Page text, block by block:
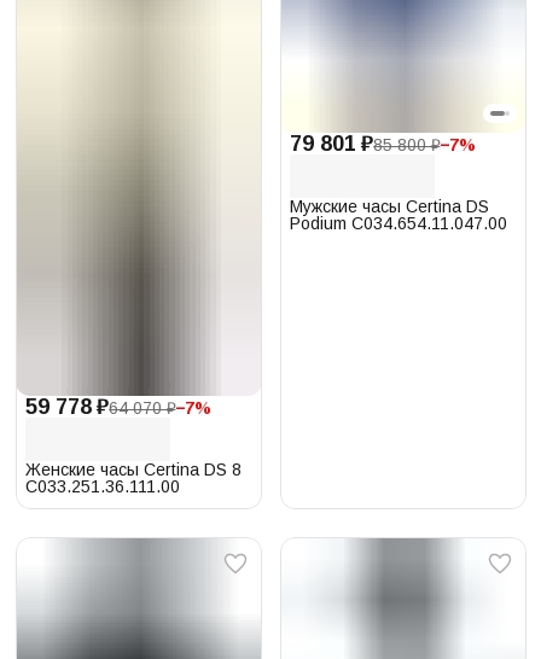
59 778 ₽64 070 ₽−7%
Женские часы Certina DS 8
C033.251.36.111.00
79 801 ₽85 800 ₽−7%
Мужские часы Certina DS
Podium C034.654.11.047.00